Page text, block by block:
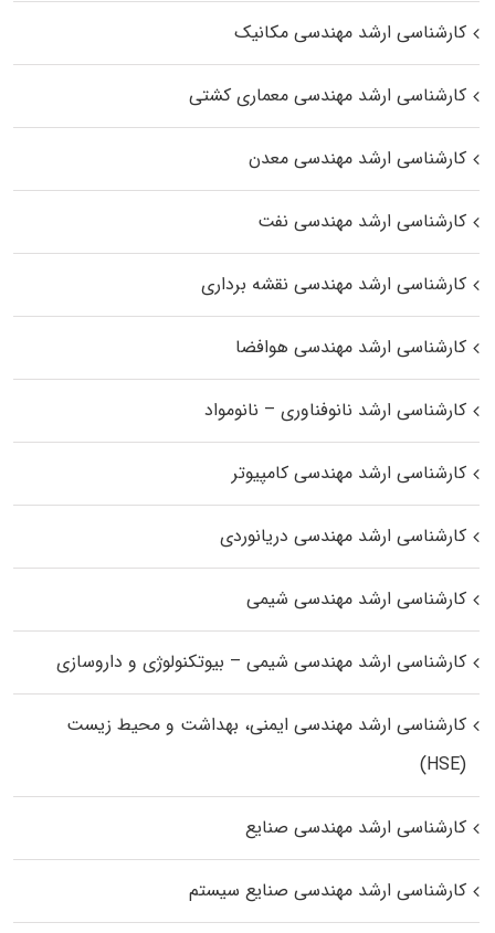
کارشناسی ارشد مهندسی مکانیک
کارشناسی ارشد مهندسی معماری کشتی
کارشناسی ارشد مهندسی معدن
کارشناسی ارشد مهندسی نفت
کارشناسی ارشد مهندسی نقشه برداری
کارشناسی ارشد مهندسی هوافضا
کارشناسی ارشد نانوفناوری – نانومواد
کارشناسی ارشد مهندسی کامپیوتر
کارشناسی ارشد مهندسی دریانوردی
کارشناسی ارشد مهندسی شیمی
کارشناسی ارشد مهندسی شیمی – بیوتکنولوژی و داروسازی
کارشناسی ارشد مهندسی ایمنی، بهداشت و محیط زیست
(HSE)
کارشناسی ارشد مهندسی صنایع
کارشناسی ارشد مهندسی صنایع سیستم